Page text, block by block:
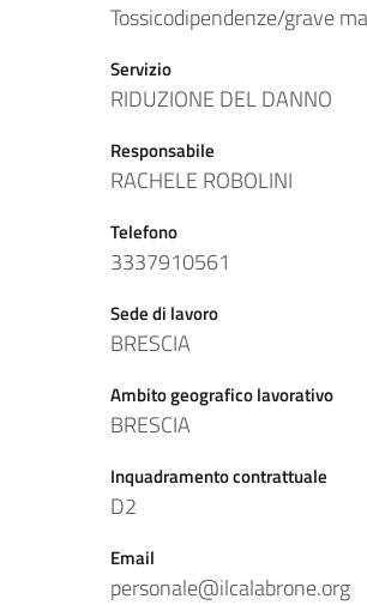
Tossicodipendenze/grave
Servizio
RIDUZIONE DEL DANNO
Responsabile
RACHELE ROBOLINI
Telefono
3337910561
Sede di lavoro
BRESCIA
Ambito geografico lavorativo
BRESCIA
Inquadramento contrattuale
D2
Email
personale@ilcalabrone.org